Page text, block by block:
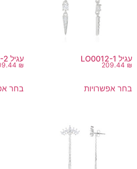
עגיל LO0012-1
209.44 ₪
בחר אפשרויות
עגיל LO0012-2
₪
בחר